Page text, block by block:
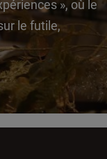
», où le
le futile,